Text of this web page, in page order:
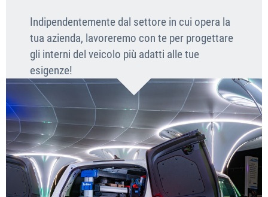
Indipendentemente dal settore in cui opera la
tua azienda, lavoreremo con te per progettare
gli interni del veicolo più adatti alle tue
esigenze!